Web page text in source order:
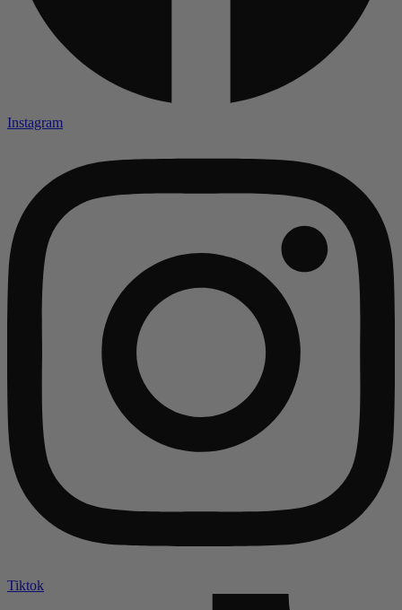
Instagram
Tiktok